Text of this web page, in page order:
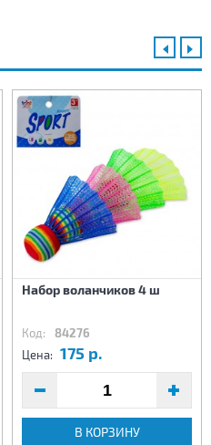
Набор воланчиков 4 ш
Код: 84276
Цена: 175 р.
В КОРЗИНУ